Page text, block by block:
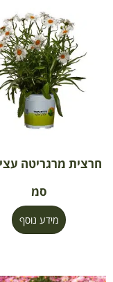
סמ
מידע נוסף